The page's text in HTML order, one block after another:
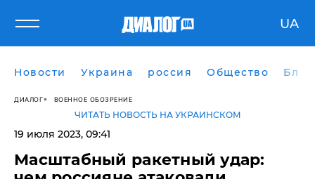
UA
Новости Украина россия Общество
ДИАЛОГ ВОЕННОЕ ОБОЗРЕНИЕ
ЧИТАТЬ НОВОСТЬ НА УКРАИНСКОМ
19 июля 2023, 09:41
Масштабный ракетный удар: